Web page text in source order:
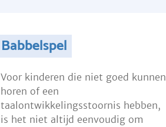
Babbelspel
Voor kinderen die niet goed kunnen
horen of een
taalontwikkelingsstoornis hebben,
is het niet altijd eenvoudig om